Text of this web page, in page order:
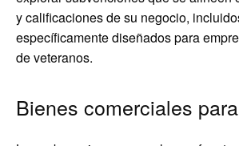
y calificaciones de su negocio,
específicamente diseñados para
de veteranos.
Bienes comerciales